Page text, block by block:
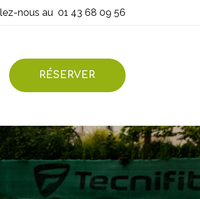
nous au 01 43 68 09 56
RÉSERVER